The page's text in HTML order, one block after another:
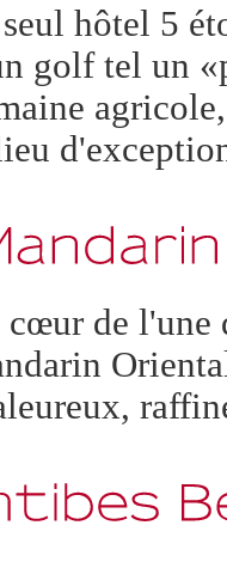
hôtel 5
golf tel un
de l'une